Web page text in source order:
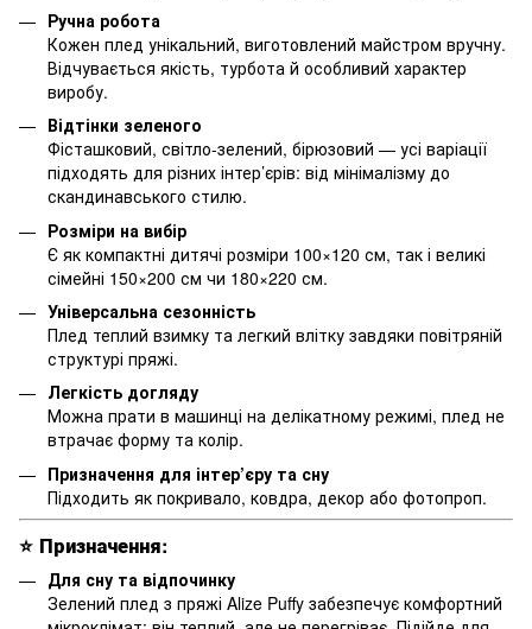
Ручна робота
Кожен плед унікальний, виготовлений майстром вручну.
Відчувається якість, турбота й особливий характер
виробу.
Відтінки зеленого
Фісташковий, світло-зелений, бірюзовий — усі варіації
підходять для різних інтер’єрів: від мінімалізму до
скандинавського стилю.
Розміри на вибір
Є як компактні дитячі розміри 100×120 см, так і великі
сімейні 150×200 см чи 180×220 см.
Універсальна сезонність
Плед теплий взимку та легкий влітку завдяки повітряній
структурі пряжі.
Легкість догляду
Можна прати в машинці на делікатному режимі, плед не
втрачає форму та колір.
Призначення для інтер’єру та сну
Підходить як покривало, ковдра, декор або фотопроп.
⭐ Призначення:
Для сну та відпочинку
Зелений плед з пряжі Alize Puffy забезпечує комфортний